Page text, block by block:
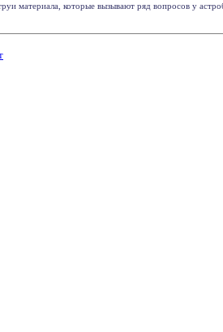
материала, которые вызывают ряд вопросов у